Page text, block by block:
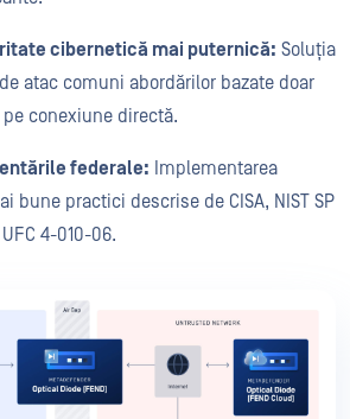
cibernetică mai puternică: Soluția
atac comuni abordărilor bazate doar
conexiune directă.
federale: Implementarea
bune practici descrise de CISA, NIST SP
4-010-06.